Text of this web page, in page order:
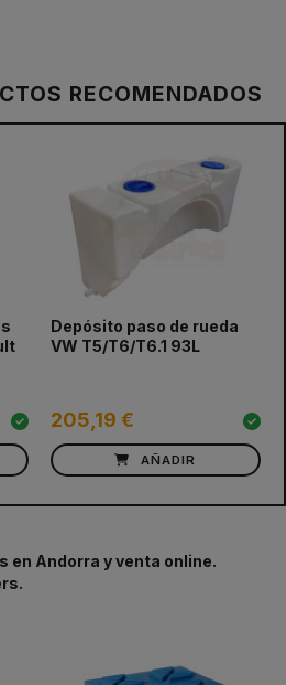
RECOMENDADOS
Depósito paso de rueda
VW T5/T6/T6.1 93L
205,19 €
AÑADIR
next
en Andorra y venta online.